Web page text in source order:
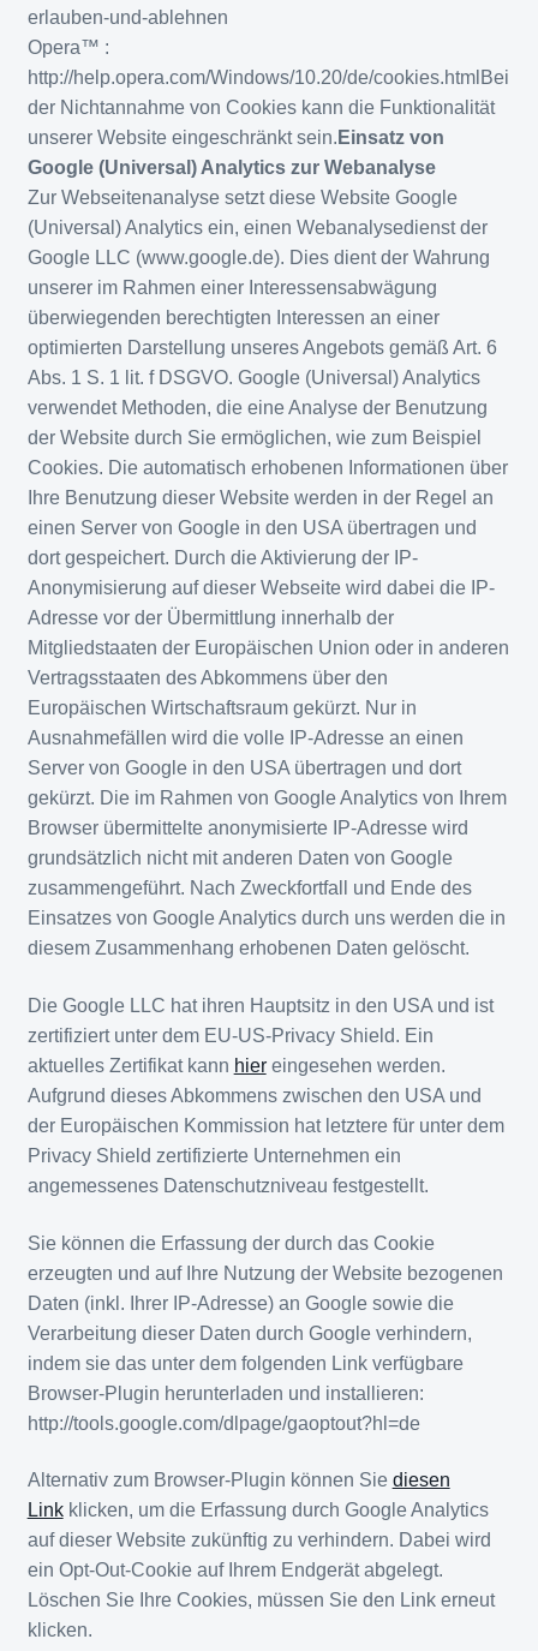
erlauben-und-ablehnen
Opera™ :
http://help.opera.com/Windows/10.20/de/cookies.htmlBei
der Nichtannahme von Cookies kann die Funktionalität
unserer Website eingeschränkt sein. Einsatz von
Google (Universal) Analytics zur Webanalyse
Zur Webseitenanalyse setzt diese Website Google
(Universal) Analytics ein, einen Webanalysedienst der
Google LLC (www.google.de). Dies dient der Wahrung
unserer im Rahmen einer Interessensabwägung
überwiegenden berechtigten Interessen an einer
optimierten Darstellung unseres Angebots gemäß Art. 6
Abs. 1 S. 1 lit. f DSGVO. Google (Universal) Analytics
verwendet Methoden, die eine Analyse der Benutzung
der Website durch Sie ermöglichen, wie zum Beispiel
Cookies. Die automatisch erhobenen Informationen über
Ihre Benutzung dieser Website werden in der Regel an
einen Server von Google in den USA übertragen und
dort gespeichert. Durch die Aktivierung der IP-
Anonymisierung auf dieser Webseite wird dabei die IP-
Adresse vor der Übermittlung innerhalb der
Mitgliedstaaten der Europäischen Union oder in anderen
Vertragsstaaten des Abkommens über den
Europäischen Wirtschaftsraum gekürzt. Nur in
Ausnahmefällen wird die volle IP-Adresse an einen
Server von Google in den USA übertragen und dort
gekürzt. Die im Rahmen von Google Analytics von Ihrem
Browser übermittelte anonymisierte IP-Adresse wird
grundsätzlich nicht mit anderen Daten von Google
zusammengeführt. Nach Zweckfortfall und Ende des
Einsatzes von Google Analytics durch uns werden die in
diesem Zusammenhang erhobenen Daten gelöscht.
Die Google LLC hat ihren Hauptsitz in den USA und ist
zertifiziert unter dem EU-US-Privacy Shield. Ein
aktuelles Zertifikat kann hiereingesehen werden.
Aufgrund dieses Abkommens zwischen den USA und
der Europäischen Kommission hat letztere für unter dem
Privacy Shield zertifizierte Unternehmen ein
angemessenes Datenschutzniveau festgestellt.
Sie können die Erfassung der durch das Cookie
erzeugten und auf Ihre Nutzung der Website bezogenen
Daten (inkl. Ihrer IP-Adresse) an Google sowie die
Verarbeitung dieser Daten durch Google verhindern,
indem sie das unter dem folgenden Link verfügbare
Browser-Plugin herunterladen und installieren:
http://tools.google.com/dlpage/gaoptout?hl=de
Alternativ zum Browser-Plugin können Sie diesen
Linkklicken, um die Erfassung durch Google Analytics
auf dieser Website zukünftig zu verhindern. Dabei wird
ein Opt-Out-Cookie auf Ihrem Endgerät abgelegt.
Löschen Sie Ihre Cookies, müssen Sie den Link erneut
klicken.